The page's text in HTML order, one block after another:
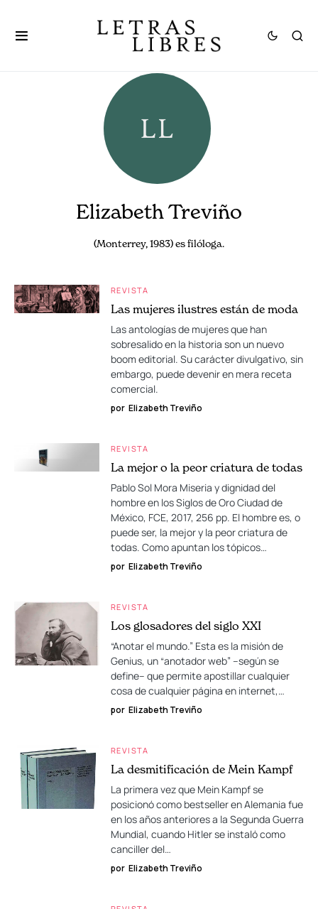
Elizabeth Treviño
(Monterrey, 1983) es filóloga.
REVISTA
Las mujeres ilustres están de moda
Las antologías de mujeres que han
sobresalido en la historia son un nuevo
boom editorial. Su carácter divulgativo, sin
embargo, puede devenir en mera receta
comercial.
por Elizabeth Treviño
REVISTA
La mejor o la peor criatura de todas
Pablo Sol Mora Miseria y dignidad del
hombre en los Siglos de Oro Ciudad de
México, FCE, 2017, 256 pp. El hombre es, o
puede ser, la mejor y la peor criatura de
todas. Como apuntan los tópicos…
por Elizabeth Treviño
REVISTA
Los glosadores del siglo XXI
“Anotar el mundo.” Esta es la misión de
Genius, un “anotador web” –según se
define– que permite apostillar cualquier
cosa de cualquier página en internet,…
por Elizabeth Treviño
REVISTA
La desmitificación de Mein Kampf
La primera vez que Mein Kampf se
posicionó como bestseller en Alemania fue
en los años anteriores a la Segunda Guerra
Mundial, cuando Hitler se instaló como
canciller del…
por Elizabeth Treviño